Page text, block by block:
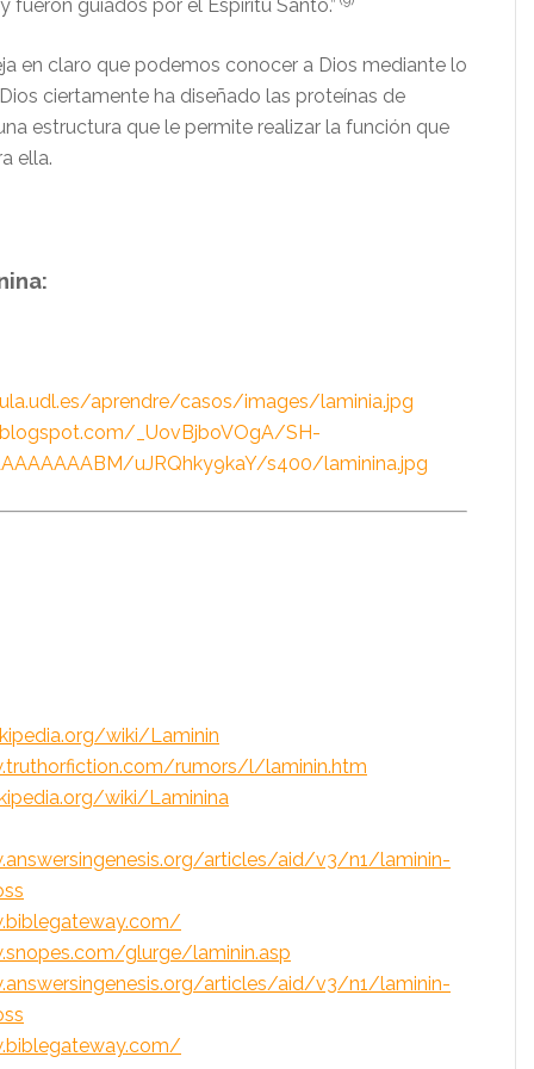
fueron guiados por el Espíritu Santo.”
en claro que podemos conocer a Dios mediante lo
ciertamente ha diseñado las proteínas de
estructura que le permite realizar la función que
ella.
aprendre/casos/images/laminia.jpg
_UovBjboVOgA/SH-
uJRQhky9kaY/s400/laminina.jpg
wiki/Laminin
rumors/l/laminin.htm
wiki/Laminina
articles/aid/v3/n1/laminin-
glurge/laminin.asp
articles/aid/v3/n1/laminin-